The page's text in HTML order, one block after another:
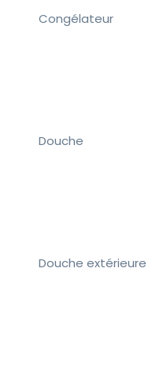
Congélateur
Douche
Douche extérieure